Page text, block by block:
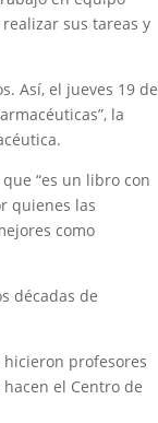
sus tareas y
Así, el jueves 19 de
la
“es un libro con
quienes las
como
décadas de
profesores
el Centro de